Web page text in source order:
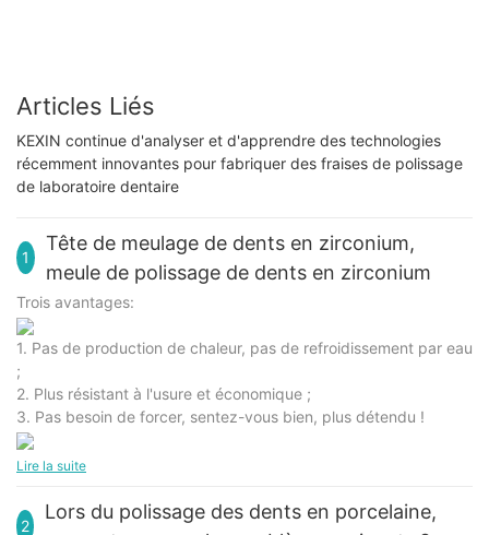
Articles Liés
KEXIN continue d'analyser et d'apprendre des technologies
récemment innovantes pour fabriquer des fraises de polissage
de laboratoire dentaire
1
Tête de meulage de dents en zirconium,
meule de polissage de dents en zirconium
Trois avantages:
1. Pas de production de chaleur, pas de refroidissement par eau
;
2. Plus résistant à l'usure et économique ;
3. Pas besoin de forcer, sentez-vous bien, plus détendu !
Lire la suite
2
Lors du polissage des dents en porcelaine,